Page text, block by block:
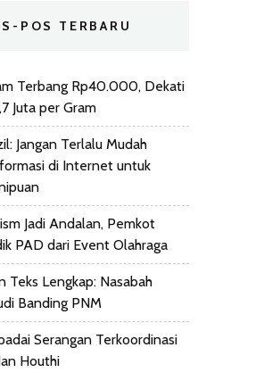
POS TERBARU
Terbang Rp40.000, Dekati
Juta per Gram
Jangan Terlalu Mudah
di Internet untuk
Jadi Andalan, Pemkot
PAD dari Event Olahraga
Teks Lengkap: Nasabah
Banding PNM
Serangan Terkoordinasi
Houthi